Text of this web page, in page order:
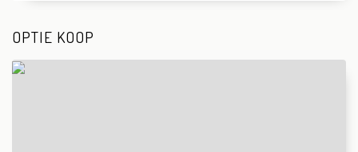
OPTIE KOOP